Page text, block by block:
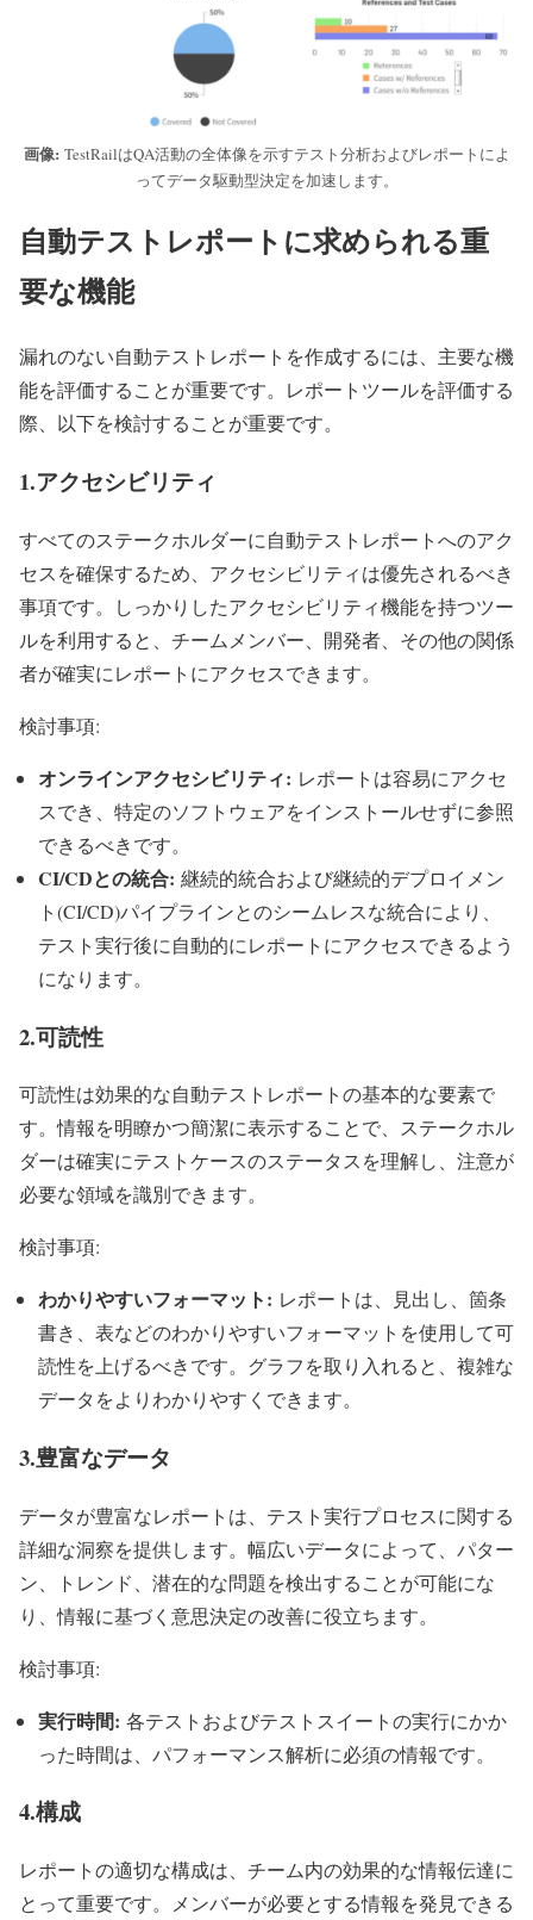
画像: TestRailはQA活動の全体像を示すテスト分析およびレポートによ
ってデータ駆動型決定を加速します。
自動テストレポートに求められる重
要な機能
漏れのない自動テストレポートを作成するには、主要な機
能を評価することが重要です。レポートツールを評価する
際、以下を検討することが重要です。
1.アクセシビリティ
すべてのステークホルダーに自動テストレポートへのアク
セスを確保するため、アクセシビリティは優先されるべき
事項です。しっかりしたアクセシビリティ機能を持つツー
ルを利用すると、チームメンバー、開発者、その他の関係
者が確実にレポートにアクセスできます。
検討事項:
オンラインアクセシビリティ: レポートは容易にアクセ
スでき、特定のソフトウェアをインストールせずに参照
できるべきです。
CI/CDとの統合: 継続的統合および継続的デプロイメン
ト(CI/CD)パイプラインとのシームレスな統合により、
テスト実行後に自動的にレポートにアクセスできるよう
になります。
2.可読性
可読性は効果的な自動テストレポートの基本的な要素で
す。情報を明瞭かつ簡潔に表示することで、ステークホル
ダーは確実にテストケースのステータスを理解し、注意が
必要な領域を識別できます。
検討事項:
わかりやすいフォーマット: レポートは、見出し、箇条
書き、表などのわかりやすいフォーマットを使用して可
読性を上げるべきです。グラフを取り入れると、複雑な
データをよりわかりやすくできます。
3.豊富なデータ
データが豊富なレポートは、テスト実行プロセスに関する
詳細な洞察を提供します。幅広いデータによって、パター
ン、トレンド、潜在的な問題を検出することが可能にな
り、情報に基づく意思決定の改善に役立ちます。
検討事項:
実行時間: 各テストおよびテストスイートの実行にかか
った時間は、パフォーマンス解析に必須の情報です。
4.構成
レポートの適切な構成は、チーム内の効果的な情報伝達に
とって重要です。メンバーが必要とする情報を発見できる